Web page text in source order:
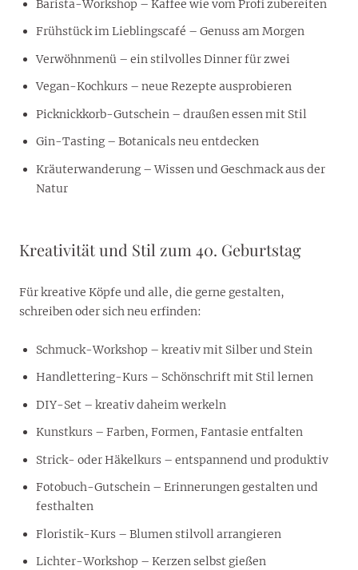
Barista-Workshop – Kaffee wie vom Profi zubereiten
Frühstück im Lieblingscafé – Genuss am Morgen
Verwöhnmenü – ein stilvolles Dinner für zwei
Vegan-Kochkurs – neue Rezepte ausprobieren
Picknickkorb-Gutschein – draußen essen mit Stil
Gin-Tasting – Botanicals neu entdecken
Kräuterwanderung – Wissen und Geschmack aus der
Natur
Kreativität und Stil zum 40. Geburtstag
Für kreative Köpfe und alle, die gerne gestalten,
schreiben oder sich neu erfinden:
Schmuck-Workshop – kreativ mit Silber und Stein
Handlettering-Kurs – Schönschrift mit Stil lernen
DIY-Set – kreativ daheim werkeln
Kunstkurs – Farben, Formen, Fantasie entfalten
Strick- oder Häkelkurs – entspannend und produktiv
Fotobuch-Gutschein – Erinnerungen gestalten und
festhalten
Floristik-Kurs – Blumen stilvoll arrangieren
Lichter-Workshop – Kerzen selbst gießen